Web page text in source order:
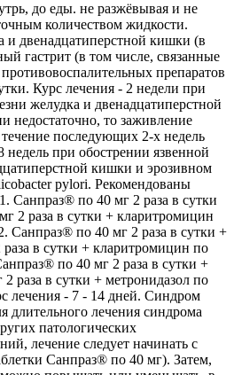
до еды. не разжёвывая и не
количеством жидкости.
и двенадцатиперстной кишки (в
гастрит (в том числе, связанные
препаратов
Курс лечения - 2 недели при
желудка и двенадцатиперстной
недостаточно, то заживление
последующих 2-х недель
недель при обострении язвенной
кишки и эрозивном
pylori. Рекомендованы
Санпраз® по 40 мг 2 раза в сутки
2 раза в сутки + кларитромицин
Санпраз® по 40 мг 2 раза в сутки +
в сутки + кларитромицин по
по 40 мг 2 раза в сутки +
раза в сутки + метронидазол по
лечения - 7 - 14 дней. Синдром
длительного лечения синдрома
патологических
лечение следует начинать с
Санпраз® по 40 мг). Затем,